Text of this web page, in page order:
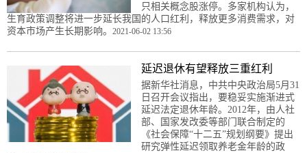
只相关概念股涨停。多家机构认为，
生育政策调整将进一步延长我国的人口红利，释放更多消费需求，对
资本市场产生长期影响。 2021-06-02 13:56
延迟退休有望释放三重红利
据新华社消息，中共中央政治局5月31
日召开会议指出，要稳妥实施渐进式
延迟法定退休年龄。2012年，由人社
部、国家发改委等部门联合制定的
《社会保障“十二五”规划纲要》提出
研究弹性延迟领取养老金年龄的政